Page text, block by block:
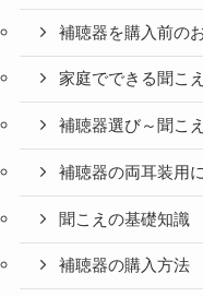
補聴器を購入前の
家庭でできる聞こ
補聴器選び～聞こ
補聴器の両耳装用
聞こえの基礎知識
補聴器の購入方法